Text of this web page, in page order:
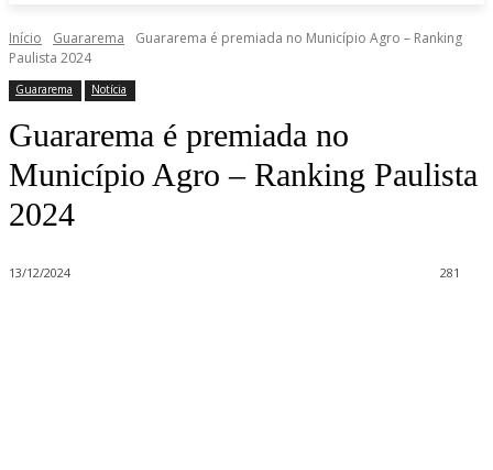
Início Guararema
Guararema é premiada no Município Agro – Ranking
Paulista 2024
Guararema Notícia
Guararema é premiada no
Município Agro – Ranking Paulista
2024
13/12/2024 281